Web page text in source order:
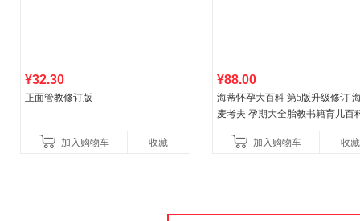
¥32.30
正面管教修订版
加入购物车 收藏
¥88.00
海蒂怀孕大百科 第5版升级修订
麦考夫 孕期大全胎教书籍育儿百
健养生百科读物当
加入购物车 收藏